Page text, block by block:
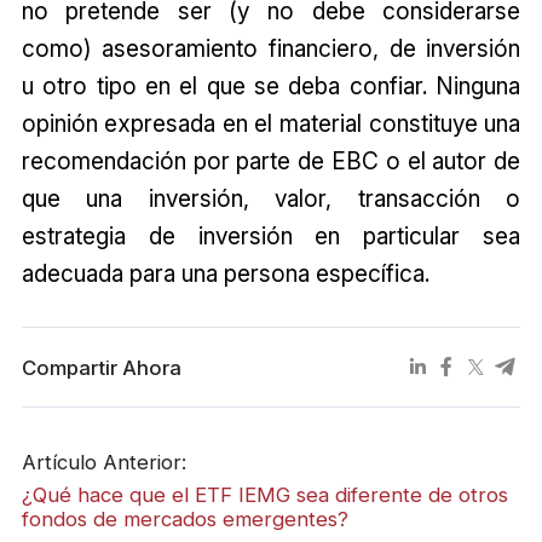
no pretende ser (y no debe considerarse
como) asesoramiento financiero, de inversión
u otro tipo en el que se deba confiar. Ninguna
opinión expresada en el material constituye una
recomendación por parte de EBC o el autor de
que una inversión, valor, transacción o
estrategia de inversión en particular sea
adecuada para una persona específica.
Compartir Ahora
Artículo Anterior:
¿Qué hace que el ETF IEMG sea diferente de otros
fondos de mercados emergentes?